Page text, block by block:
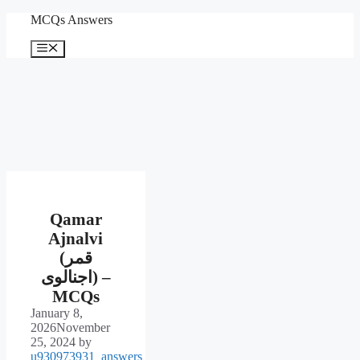
content
MCQs Answers
Menu
Qamar
Ajnalvi
(قمر
اجنالوی) –
MCQs
January 8,
2026November
25, 2024 by
u930973931_answers